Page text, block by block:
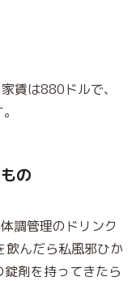
賃は880ドルで、
の
調管理のドリンク
飲んだら私風邪ひか
剤を持ってきたら